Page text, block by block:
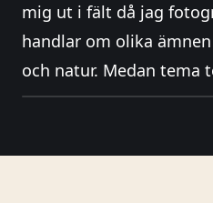
mig ut i fält då jag
handlar om olika
och natur. Medan tema